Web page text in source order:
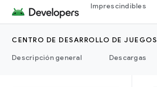
Imprescindibles
CENTRO DE DESARROLLO DE JUEGOS
Descripción general
Descargas